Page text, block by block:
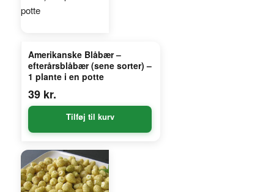
Amerikanske Blåbær –
efterårsblåbær (sene sorter) –
1 plante i en potte
39 kr.
Tilføj til kurv